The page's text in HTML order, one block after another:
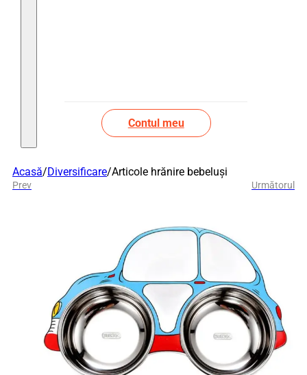
Contul meu
Acasă/Diversificare/Articole hrănire bebeluși
Prev Următorul